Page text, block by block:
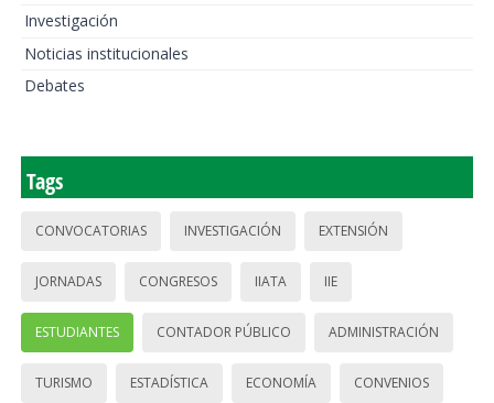
Investigación
Noticias institucionales
Debates
Tags
CONVOCATORIAS INVESTIGACIÓN EXTENSIÓN
JORNADAS CONGRESOS IIATA IIE
ESTUDIANTES CONTADOR PÚBLICO ADMINISTRACIÓN
TURISMO ESTADÍSTICA ECONOMÍA CONVENIOS